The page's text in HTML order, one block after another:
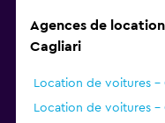
Agences de
Cagliari
Location de voitures -
Location de voitures -